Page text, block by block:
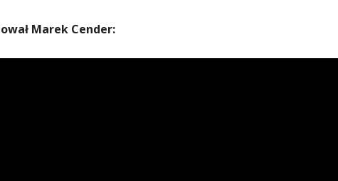
Marek Cender: